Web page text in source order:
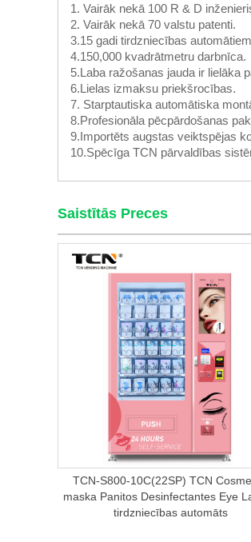
1. Vairāk nekā 100 R & D
2. Vairāk nekā 70 valstu patenti.
3.15 gadi tirdzniecības
4.150,000 kvadrātmetru darbnīca.
5.Laba ražošanas jauda ir lielāka
6.Lielas izmaksu priekšrocības.
7. Starptautiska automātiska
8.Profesionāla pēcpārdošanas
9.Importēts augstas veiktspējas
10.Spēcīga TCN pārvaldības
Saistītās Preces
TCN-S800-10C(22SP) TCN
maska ​​Panitos Desinfectantes Eye
tirdzniecības automāts